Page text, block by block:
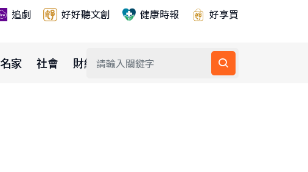
追劇 好好聽文創 健康時報 好享買
名家 社會 財經 公益